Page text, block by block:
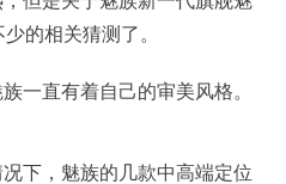
的相关猜测了。
一直有着自己的审美风格。
下，魅族的几款中高端定位